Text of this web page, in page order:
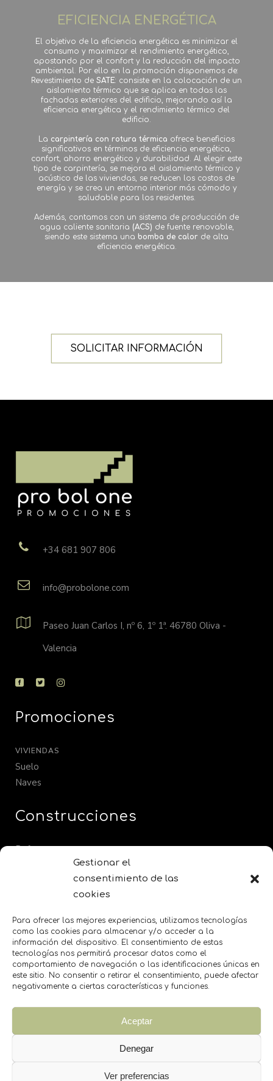
Gestionar el
consentimiento de las
cookies
Para ofrecer las mejores experiencias, utilizamos tecnologías
como las cookies para almacenar y/o acceder a la
información del dispositivo. El consentimiento de estas
tecnologías nos permitirá procesar datos como el
comportamiento de navegación o las identificaciones únicas en
este sitio. No consentir o retirar el consentimiento, puede afectar
negativamente a ciertas características y funciones.
Aceptar
Denegar
Ver preferencias
EFICIENCIA ENERGÉTICA
El objetivo de la eficiencia energética es minimizar el
consumo y maximizar el rendimiento energético,
apostando por el confort y la reducción del impacto
ambiental. Por ello en la promoción disponemos de:
Revestimiento de SATE: consiste en la colocación de un
aislamiento térmico que se aplica en todas las
fachadas exteriores del edificio, mejorando así la
eficiencia energética y el rendimiento térmico del
edificio.
La carpintería con rotura térmica ofrece beneficios
significativos en términos de eficiencia energética,
confort, ahorro energético y durabilidad. Al elegir este
tipo de carpintería, se mejora el aislamiento térmico y
acústico de las viviendas, se reducen los costos de
energía y se crea un entorno interior más cómodo y
saludable para los residentes.
Además, contamos con un sistema de producción de
agua caliente sanitaria (ACS) de fuente renovable,
siendo este sistema una bomba de calor de alta
eficiencia energética.
SOLICITAR INFORMACIÓN
+34 681 907 806
info@probolone.com
Paseo Juan Carlos I, nº 6, 1º 1ª. 46780 Oliva -
Valencia
Promociones
VIVIENDAS
Suelo
Naves
Construcciones
Reformas
Proyectos e instalaciones
Rehabilitaciones
PRO BOL ONE
SOBRE NOSOTROS
TRABAJA CON NOSOTROS
AVISO LEGAL